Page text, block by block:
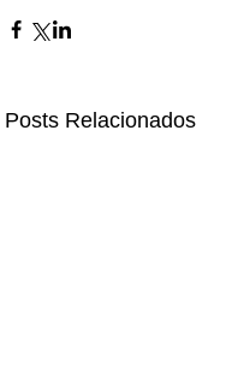
Posts Relacionados